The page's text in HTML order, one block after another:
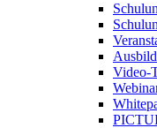
Video-